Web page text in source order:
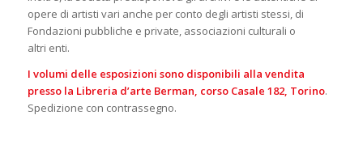
opere di artisti vari anche per conto degli artisti stessi, di
Fondazioni pubbliche e private, associazioni culturali o
altri enti.
I volumi delle esposizioni sono disponibili alla vendita
presso la Libreria d’arte Berman, corso Casale 182, Torino.
Spedizione con contrassegno.